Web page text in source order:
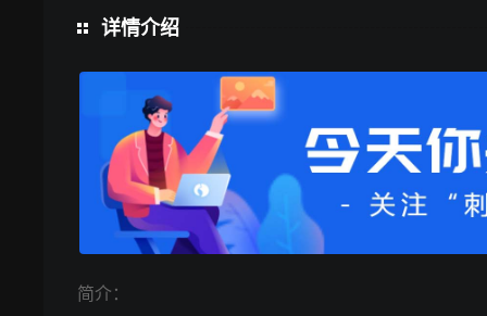
详情介绍
简介：